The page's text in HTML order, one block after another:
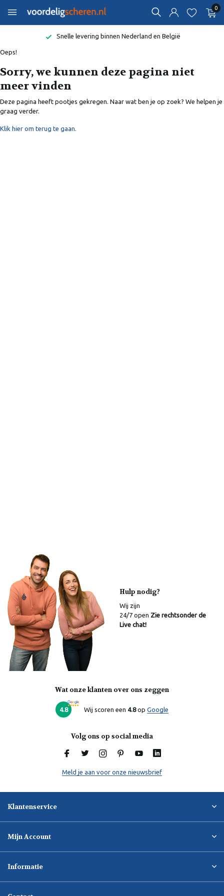
0
Snelle levering binnen Nederland en België
Oeps!
Sorry, we kunnen deze pagina niet
meer vinden
Deze pagina heeft pootjes gekregen. Naar wat ben je op zoek? We helpen je
graag verder.
Klik hier om terug te gaan.
Hulp nodig?
Wij zijn
24/7 open Zie rechtsonder de
Live chat!
Wat onze klanten over ons zeggen
4.8 Wij scoren een 4.8op Google
Volg ons op social media
Meld je aan voor onze nieuwsbrief
Klantenservice
Mijn Account
Informatie
Online